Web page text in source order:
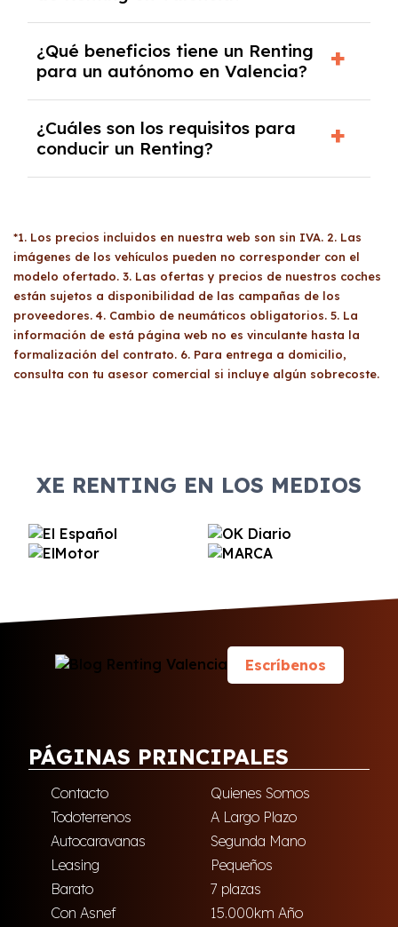
refinanciarlo o cambiarlo por otro.
solicitar una fianza o entrada en situaciones
excepcionales.
En los contratos de renting, el kilometraje
anual disponible oscila entre los 10.000 y los
kilómetro. Si superas el límite de kilómetros,
solo tendrás que abonar la diferencia. Si
recorres menos, se te reembolsará la
¿Qué beneficios tiene un Renting
para un autónomo en Valencia?
Unrenting ofrece múltiples beneficios para
los autónomos, como la posibilidad de
nuevos sin preocuparse por costos de
mantenimiento o reparaciones, ya que todo
está incluido en las cuotas mensuales.
¿Cuáles son los requisitos para
conducir un Renting?
deben ser mayores de edad, tener el carnet
de conducir en regla, y presentar
documentación como el DNI, última nómina y
declaración de la renta. Los autónomos
necesitan tener al menos un año de
antigüedad en su actividad y viabilidad
económica, mientras que las empresas deben
*1. Los precios incluidos en nuestra web son sin IVA. 2. Las
imágenes de los vehículos pueden no corresponder con el
modelo ofertado. 3. Las ofertas y precios de nuestros coches
están sujetos a disponibilidad de las campañas de los
proveedores. 4. Cambio de neumáticos obligatorios. 5. La
información de está página web no es vinculante hasta la
formalización del contrato. 6. Para entrega a domicilio,
consulta con tu asesor comercial si incluye algún sobrecoste.
XE RENTING EN LOS MEDIOS
Escríbenos
PÁGINAS PRINCIPALES
Contacto
Quienes Somos
Todoterrenos
A Largo Plazo
Autocaravanas
Segunda Mano
Leasing
Pequeños
Barato
7 plazas
Con Asnef
15.000km Año